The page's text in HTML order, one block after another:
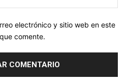
electrónico y sitio web en este
comente.